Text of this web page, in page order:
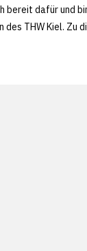
bereit dafür und
THW Kiel. Zu